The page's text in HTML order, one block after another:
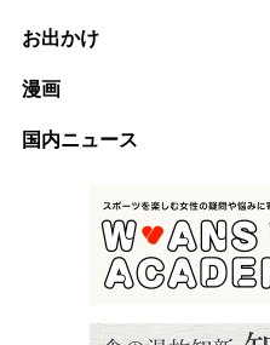
お出かけ
漫画
国内ニュース